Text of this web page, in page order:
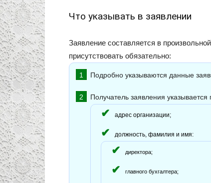
Что указывать в заявлении
Заявление составляется в
присутствовать обязательно:
Подробно указываются данные
Получатель заявления
адрес организации;
должность, фамилия и имя:
директора;
главного бухгалтера;